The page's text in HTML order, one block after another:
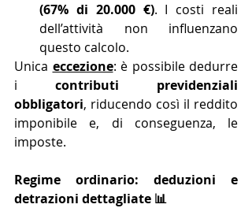
(67% di 20.000 €). I costi reali
dell’attività non influenzano
questo calcolo.
Unica eccezione: è possibile dedurre
i contributi previdenziali
obbligatori, riducendo così il reddito
imponibile e, di conseguenza, le
imposte.
Regime ordinario: deduzioni e
detrazioni dettagliate 📊